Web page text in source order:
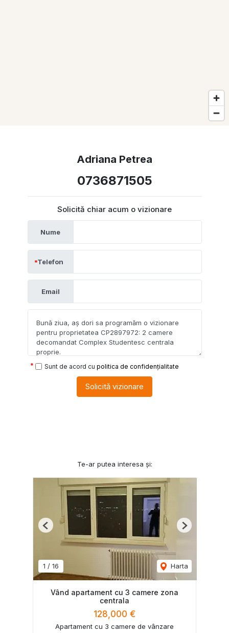
Adriana Petrea
0736871505
Solicită chiar acum o vizionare
Nume
Telefon
Email
Sunt de acord cu politica de confidențialitate
Solicită vizionare
Te-ar putea interesa și:
1 / 16 Harta
Previous Next
Vând apartament cu 3 camere zona
centrala
128,000 €
Apartament cu 3 camere de vânzare